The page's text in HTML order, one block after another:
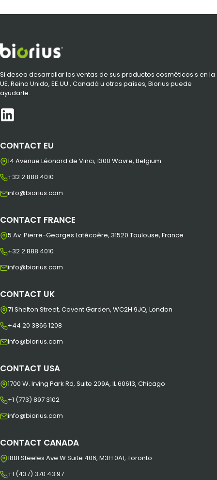
Si desea desarrollar las ventas de sus productos cosméticos s en la
UE, Reino Unido, EE.UU., Canadá u otros países, Biorius puede
ayudarle.
CONTACT EU
14 Avenue Léonard de Vinci, 1300 Wavre, Belgium
+32 2 888 4010
info@biorius.com
CONTACT FRANCE
5 Av. Pierre-Georges Latécoère, 31520 Toulouse, France
+32 2 888 4010
info@biorius.com
CONTACT UK
71 Shelton Street, Covent Garden, WC2H 9JQ, London
+44 20 3866 1208
info@biorius.com
CONTACT USA
1700 W. Irving Park Rd, Suite 209A, IL 60613, Chicago
+1 (773) 897 3102
info@biorius.com
CONTACT CANADA
1881 Steeles Ave W Suite 406, M3H 0A1, Toronto
+1 (437) 370 43 97